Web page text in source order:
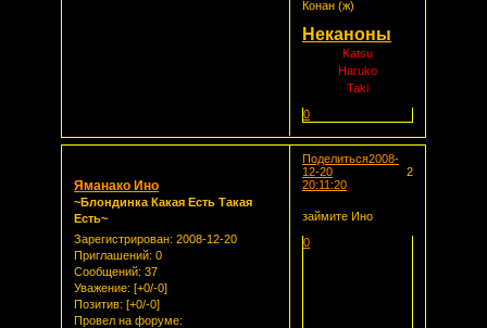
Конан (ж)
Неканоны
Katsu
Haruko
Taki
0
Поделиться
2
2008-
12-20
20:11:20
Яманако Ино
~Блондинка Какая Есть Такая
Есть~
Зарегистрирован: 2008-12-20
Приглашений: 0
Сообщений: 37
Уважение: [+0/-0]
Позитив: [+0/-0]
Провел на форуме:
займите Ино
0